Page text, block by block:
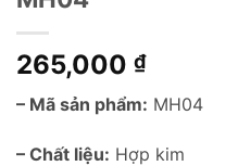
265,000 ₫
– Mã sản phẩm: MH04
– Chất liệu: Hợp kim